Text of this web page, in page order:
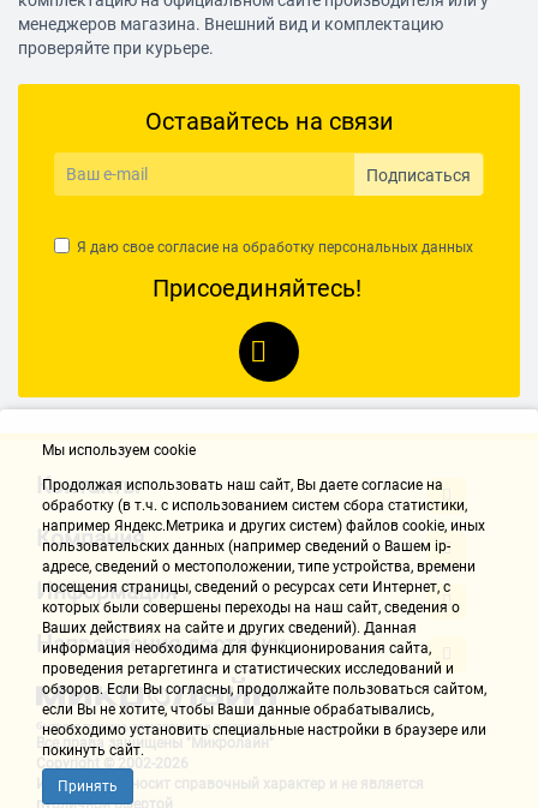
Достоинства:
Нет
Ужасный!!! Эта дурацкая турбина только мешается, до этого был
делает уборку комфортней, а наоборот . Хватает убрать максимум
одну комнату, затем эта сеточка забивается, мощность падает.
Комментарий:
мотор, Понесли в ремонт по гарантии в сервис центр, нам сказали,
что сами виноваты-плохо чистим. А я считаю, что пылесос нужно
прочищать после всей уборки, а не по 100раз во время ее. Уборка
превратилась в издевательство. НЕ БЕРИТЕ пылесосы с подобной
турбиной.
Имя не указано
26.01.2018, 13:34
Мощность всасывания!!!! Предыдущий тоже самсунг но там 230 , а
здесь 380!!!!! Кошкины волосы на раз убирает!!!!
Недостатки:
Да не нашел еще
Комментарий:
Маневренность!!! Легкий! Длинный шнур! Турбощетка!!!
менеджеров магазина. Внешний вид и комплектацию
проверяйте при курьере.
Оставайтесь на связи
Подписаться
Я даю свое согласие на обработку персональных данных
Присоединяйтесь!
Контакты
Компания
Информация
Направления доставки
Все права защищены "Микролайн"
Copyright © 2002-2026
Информация носит справочный характер и не является
публичной офертой
Мы используем cookie
Продолжая использовать наш cайт, Вы даете согласие на
обработку (в т.ч. с использованием систем сбора статистики,
например Яндекс.Метрика и других систем) файлов cookie, иных
пользовательских данных (например сведений о Вашем ip-
адресе, сведений о местоположении, типе устройства, времени
посещения страницы, сведений о ресурсах сети Интернет, с
которых были совершены переходы на наш сайт, сведения о
Ваших действиях на сайте и других сведений). Данная
информация необходима для функционирования сайта,
проведения ретаргетинга и статистических исследований и
обзоров. Если Вы согласны, продолжайте пользоваться сайтом,
если Вы не хотите, чтобы Ваши данные обрабатывались,
необходимо установить специальные настройки в браузере или
покинуть сайт.
Принять